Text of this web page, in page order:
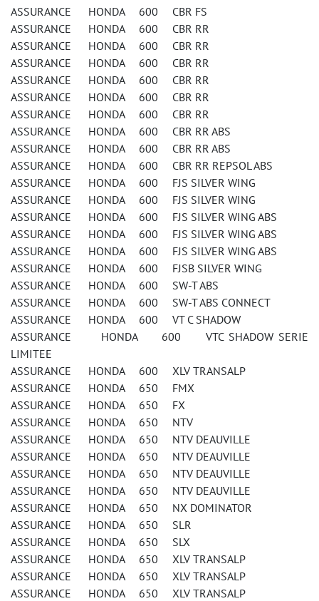
ASSURANCE HONDA 600 CBR FS
ASSURANCE HONDA 600 CBR RR
ASSURANCE HONDA 600 CBR RR
ASSURANCE HONDA 600 CBR RR
ASSURANCE HONDA 600 CBR RR
ASSURANCE HONDA 600 CBR RR
ASSURANCE HONDA 600 CBR RR
ASSURANCE HONDA 600 CBR RR ABS
ASSURANCE HONDA 600 CBR RR ABS
ASSURANCE HONDA 600 CBR RR REPSOL ABS
ASSURANCE HONDA 600 FJS SILVER WING
ASSURANCE HONDA 600 FJS SILVER WING
ASSURANCE HONDA 600 FJS SILVER WING ABS
ASSURANCE HONDA 600 FJS SILVER WING ABS
ASSURANCE HONDA 600 FJS SILVER WING ABS
ASSURANCE HONDA 600 FJSB SILVER WING
ASSURANCE HONDA 600 SW-T ABS
ASSURANCE HONDA 600 SW-T ABS CONNECT
ASSURANCE HONDA 600 VT C SHADOW
ASSURANCE HONDA 600 VTC SHADOW SERIE
LIMITEE
ASSURANCE HONDA 600 XLV TRANSALP
ASSURANCE HONDA 650 FMX
ASSURANCE HONDA 650 FX
ASSURANCE HONDA 650 NTV
ASSURANCE HONDA 650 NTV DEAUVILLE
ASSURANCE HONDA 650 NTV DEAUVILLE
ASSURANCE HONDA 650 NTV DEAUVILLE
ASSURANCE HONDA 650 NTV DEAUVILLE
ASSURANCE HONDA 650 NX DOMINATOR
ASSURANCE HONDA 650 SLR
ASSURANCE HONDA 650 SLX
ASSURANCE HONDA 650 XLV TRANSALP
ASSURANCE HONDA 650 XLV TRANSALP
ASSURANCE HONDA 650 XLV TRANSALP